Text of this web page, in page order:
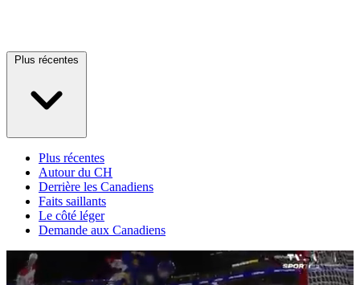
Plus récentes
Plus récentes
Autour du CH
Derrière les Canadiens
Faits saillants
Le côté léger
Demande aux Canadiens